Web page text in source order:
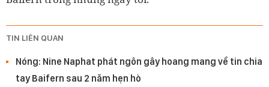
TIN LIÊN QUAN
Nóng: Nine Naphat phát ngôn gây hoang mang về tin chia
tay Baifern sau 2 năm hẹn hò